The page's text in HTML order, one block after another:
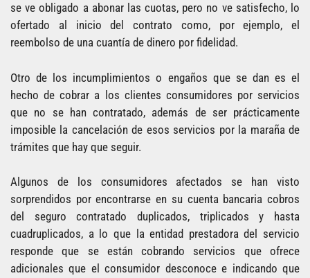
se ve obligado a abonar las cuotas, pero no ve satisfecho, lo
ofertado al inicio del contrato como, por ejemplo, el
reembolso de una cuantía de dinero por fidelidad.
Otro de los incumplimientos o engaños que se dan es el
hecho de cobrar a los clientes consumidores por servicios
que no se han contratado, además de ser prácticamente
imposible la cancelación de esos servicios por la maraña de
trámites que hay que seguir.
Algunos de los consumidores afectados se han visto
sorprendidos por encontrarse en su cuenta bancaria cobros
del seguro contratado duplicados, triplicados y hasta
cuadruplicados, a lo que la entidad prestadora del servicio
responde que se están cobrando servicios que ofrece
adicionales que el consumidor desconoce e indicando que